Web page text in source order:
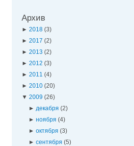
Архив
► 2018 (3)
► 2017 (2)
► 2013 (2)
► 2012 (3)
► 2011 (4)
► 2010 (20)
▼ 2009 (26)
►декабря(2)
►ноября(4)
►октября(3)
►сентября(5)